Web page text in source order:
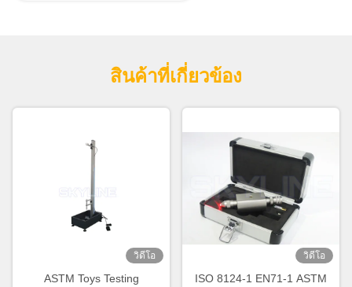
สินค้าที่เกี่ยวข้อง
วิดีโอ
ASTM Toys Testing
วิดีโอ
ISO 8124-1 EN71-1 ASTM